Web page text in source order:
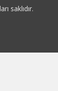
saklıdır.